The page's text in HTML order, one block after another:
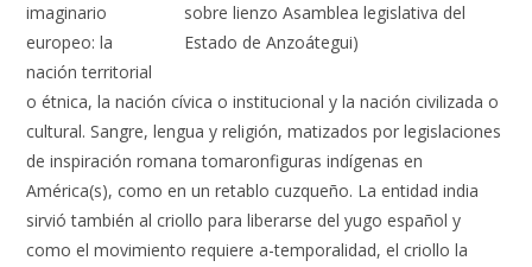
sobre lienzo Asamblea legislativa del
Estado de Anzoátegui)
imaginario
europeo: la
nación territorial
o étnica, la nación cívica o institucional y la nación civilizada o
cultural. Sangre, lengua y religión, matizados por legislaciones
de inspiración romana tomaronfiguras indígenas en
América(s), como en un retablo cuzqueño. La entidad india
sirvió también al criollo para liberarse del yugo español y
como el movimiento requiere a-temporalidad, el criollo la